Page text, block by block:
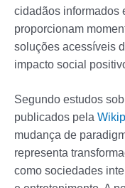
cidadãos informados
proporcionam
soluções acessíveis
impacto social
Segundo estudos
publicados pela
mudança de
representa
como sociedades